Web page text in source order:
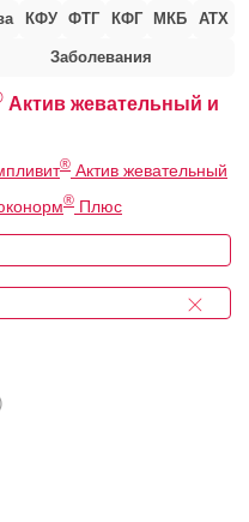
КФУ ФТГ КФГ МКБ АТХ
Заболевания
Актив жевательный и
® Актив жевательный
® Плюс